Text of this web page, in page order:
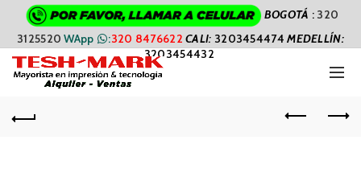
BOGOTÁ : 320
3125520WApp :320 8476622 CALI: 3203454474MEDELLÍN:
3203454432